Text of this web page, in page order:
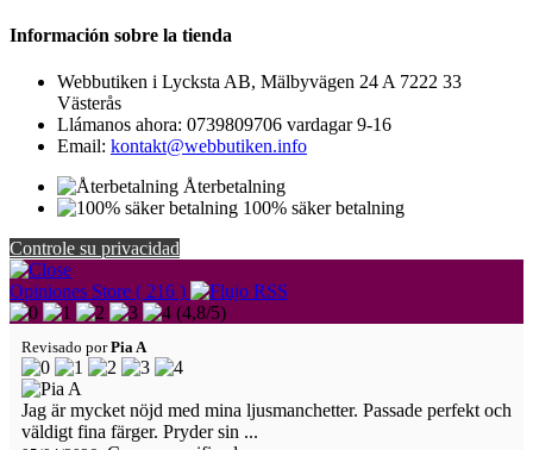
Información sobre la tienda
Webbutiken i Lycksta AB, Mälbyvägen 24 A 7222 33
Västerås
Llámanos ahora: 0739809706 vardagar 9-16
Email: kontakt@webbutiken.info
Återbetalning
100% säker betalning
Controle su privacidad
Opiniones Store ( 216 )
(4,8/5)
Revisado porPia A
Jag är mycket nöjd med mina ljusmanchetter. Passade perfekt och
väldigt fina färger. Pryder sin ...